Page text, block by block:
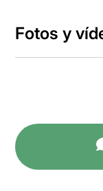
Fotos y